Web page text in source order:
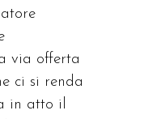
via offerta
ci si renda
in atto il